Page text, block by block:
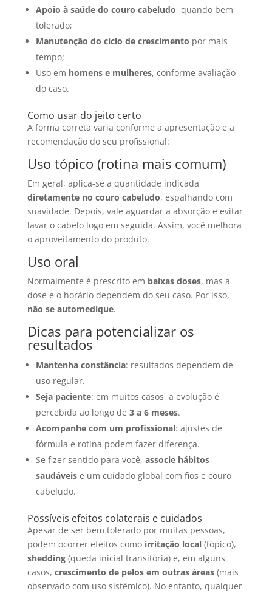
Apoio à saúde do couro cabeludo, quando bem
tolerado;
Manutenção do ciclo de crescimento por mais
tempo;
Uso em homens e mulheres, conforme avaliação
do caso.
Como usar do jeito certo
A forma correta varia conforme a apresentação e a
recomendação do seu profissional:
Uso tópico (rotina mais comum)
Em geral, aplica-se a quantidade indicada
diretamente no couro cabeludo, espalhando com
suavidade. Depois, vale aguardar a absorção e evitar
lavar o cabelo logo em seguida. Assim, você melhora
o aproveitamento do produto.
Uso oral
Normalmente é prescrito em baixas doses, mas a
dose e o horário dependem do seu caso. Por isso,
não se automedique.
Dicas para potencializar os
resultados
Mantenha constância: resultados dependem de
uso regular.
Seja paciente: em muitos casos, a evolução é
percebida ao longo de 3 a 6 meses.
Acompanhe com um profissional: ajustes de
fórmula e rotina podem fazer diferença.
Se fizer sentido para você, associe hábitos
saudáveise um cuidado global com fios e couro
cabeludo.
Possíveis efeitos colaterais e cuidados
Apesar de ser bem tolerado por muitas pessoas,
podem ocorrer efeitos como irritação local(tópico),
shedding(queda inicial transitória) e, em alguns
casos, crescimento de pelos em outras áreas(mais
observado com uso sistêmico). No entanto, qualquer